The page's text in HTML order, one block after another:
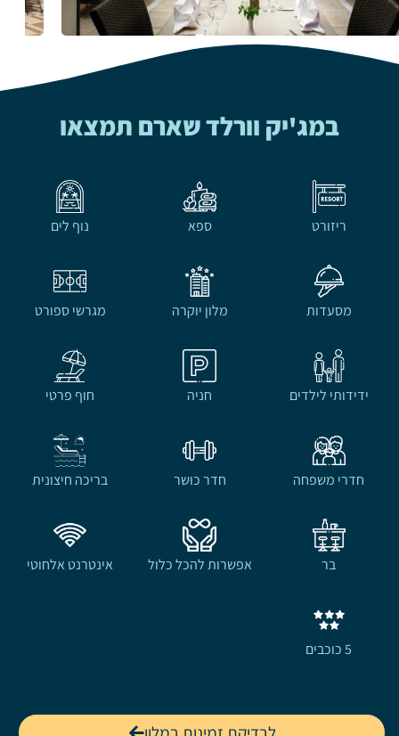
במג'יק וורלד שארם תמצאו
ריזורט ספא נוף לים
מסעדות מלון יוקרה מגרשי ספורט
ידידותי לילדים חניה חוף פרטי
חדרי משפחה חדר כושר בריכה חיצונית
בר אפשרות להכל כלול אינטרנט אלחוטי
5 כוכבים